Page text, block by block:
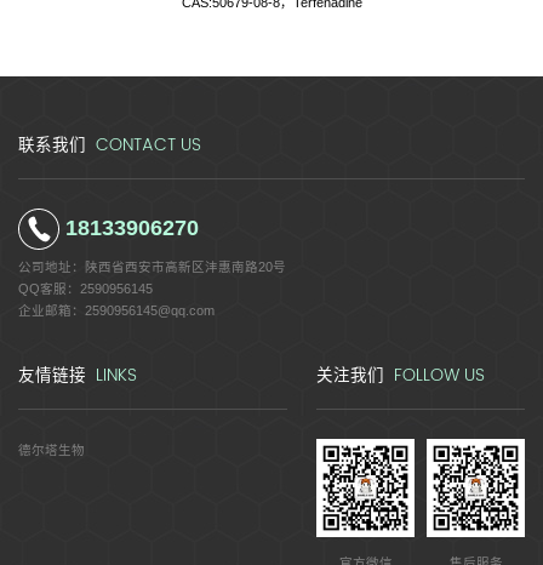
联系我们 CONTACT US
18133906270
公司地址：
陕西省西安市高新区沣惠南路20号
QQ客服： 2590956145
企业邮箱： 2590956145@qq.com
友情链接 LINKS
德尔塔生物
关注我们 FOLLOW US